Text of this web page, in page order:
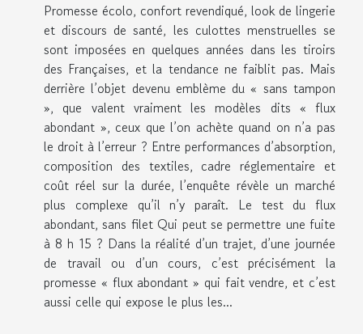
Promesse écolo, confort revendiqué, look de lingerie
et discours de santé, les culottes menstruelles se
sont imposées en quelques années dans les tiroirs
des Françaises, et la tendance ne faiblit pas. Mais
derrière l’objet devenu emblème du « sans tampon
», que valent vraiment les modèles dits « flux
abondant », ceux que l’on achète quand on n’a pas
le droit à l’erreur ? Entre performances d’absorption,
composition des textiles, cadre réglementaire et
coût réel sur la durée, l’enquête révèle un marché
plus complexe qu’il n’y paraît. Le test du flux
abondant, sans filet Qui peut se permettre une fuite
à 8 h 15 ? Dans la réalité d’un trajet, d’une journée
de travail ou d’un cours, c’est précisément la
promesse « flux abondant » qui fait vendre, et c’est
aussi celle qui expose le plus les...